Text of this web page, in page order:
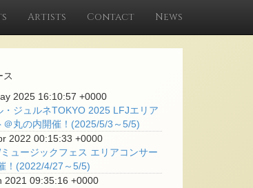
Artists Contact News
ス
2025 16:10:57 +0000
・ジュルネTOKYO 2025 LFJエリア
＠丸の内開催！(2025/5/3～5/5)
2022 00:15:33 +0000
ュージックフェス エリアコンサー
！(2022/4/27～5/5)
2021 09:35:16 +0000